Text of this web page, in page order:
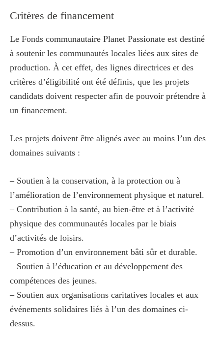
Critères de financement
Le Fonds communautaire Planet Passionate est destiné
à soutenir les communautés locales liées aux sites de
production. À cet effet, des lignes directrices et des
critères d’éligibilité ont été définis, que les projets
candidats doivent respecter afin de pouvoir prétendre à
un financement.
Les projets doivent être alignés avec au moins l’un des
domaines suivants :
– Soutien à la conservation, à la protection ou à
l’amélioration de l’environnement physique et naturel.
– Contribution à la santé, au bien-être et à l’activité
physique des communautés locales par le biais
d’activités de loisirs.
– Promotion d’un environnement bâti sûr et durable.
– Soutien à l’éducation et au développement des
compétences des jeunes.
– Soutien aux organisations caritatives locales et aux
événements solidaires liés à l’un des domaines ci-
dessus.